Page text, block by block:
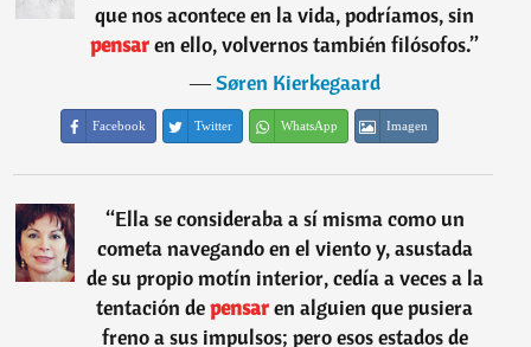
que nos acontece en la vida, podríamos, sin
pensaren ello, volvernos también filósofos.”
―Søren Kierkegaard
Facebook Twitter WhatsApp Imagen
“Ella se consideraba a sí misma como un
cometa navegando en el viento y, asustada
de su propio motín interior, cedía a veces a la
tentación depensaren alguien que pusiera
freno a sus impulsos; pero esos estados de